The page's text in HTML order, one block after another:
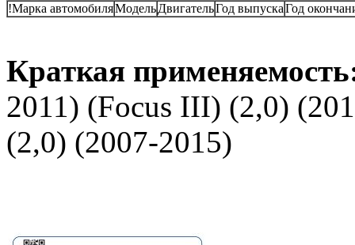
!Марка автомобиляМодельДвигательГод выпускаГод
Краткая
2011) (Focus III) (2,0)
(2,0) (2007-2015)